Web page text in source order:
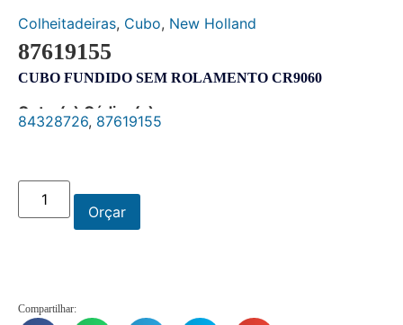
Colheitadeiras, Cubo, New Holland
87619155
CUBO FUNDIDO SEM ROLAMENTO CR9060
Outro(s) Código(s):
84328726, 87619155
Orçar
Compartilhar: